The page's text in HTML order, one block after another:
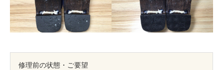
傘修理 合鍵の作製
包丁研ぎ
修理前の状態・ご要望